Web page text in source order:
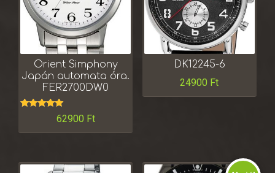
Orient Simphony
Japán automata óra.
FER2700DW0
Értékelés:62900 Ft
DK12245-6
24900 Ft